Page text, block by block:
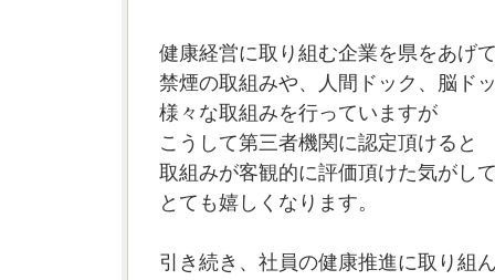
健康経営に取り組む企業を県をあげ
禁煙の取組みや、人間ドック、脳ド
様々な取組みを行っていますが
こうして第三者機関に認定頂けると
取組みが客観的に評価頂けた気がし
とても嬉しくなります。
引き続き、社員の健康推進に取り組